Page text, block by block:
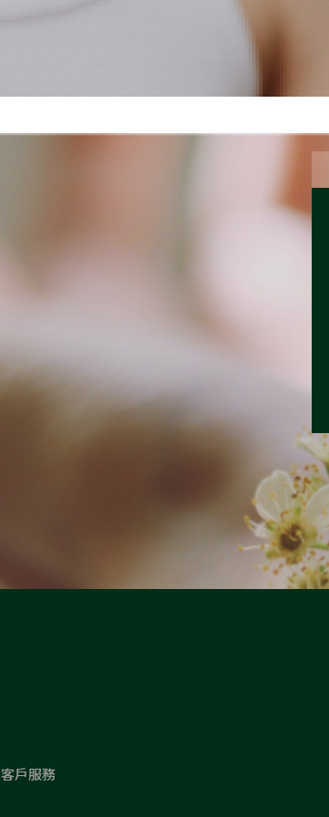
客戶服務